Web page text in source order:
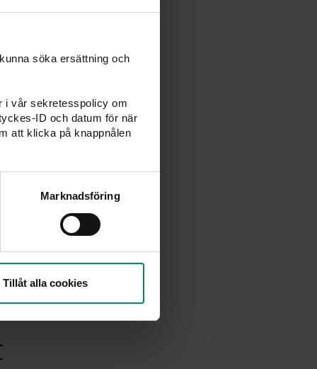
söka ersättning och
i vår sekretesspolicy om
ID och datum för när
att klicka på knappnålen
Marknadsföring
Tillåt alla cookies
betalas
till Swedbank. Gör
som kostar